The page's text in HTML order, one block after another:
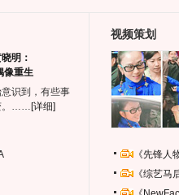
明：
像重生
识到，有些事
。…… [详细]
视频策划
《先锋
《综艺